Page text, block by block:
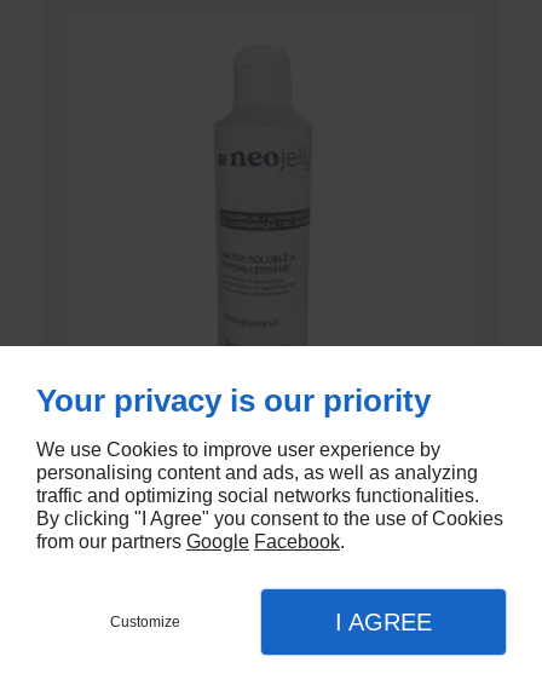
GEL DE CONTACT UNI’GEL
En stock
€1,35
Your privacy is our priority
We use Cookies to improve user experience by
personalising content and ads, as well as analyzing
traffic and optimizing social networks functionalities.
By clicking "I Agree" you consent to the use of Cookies
from our partners Google Facebook.
Customize I AGREE